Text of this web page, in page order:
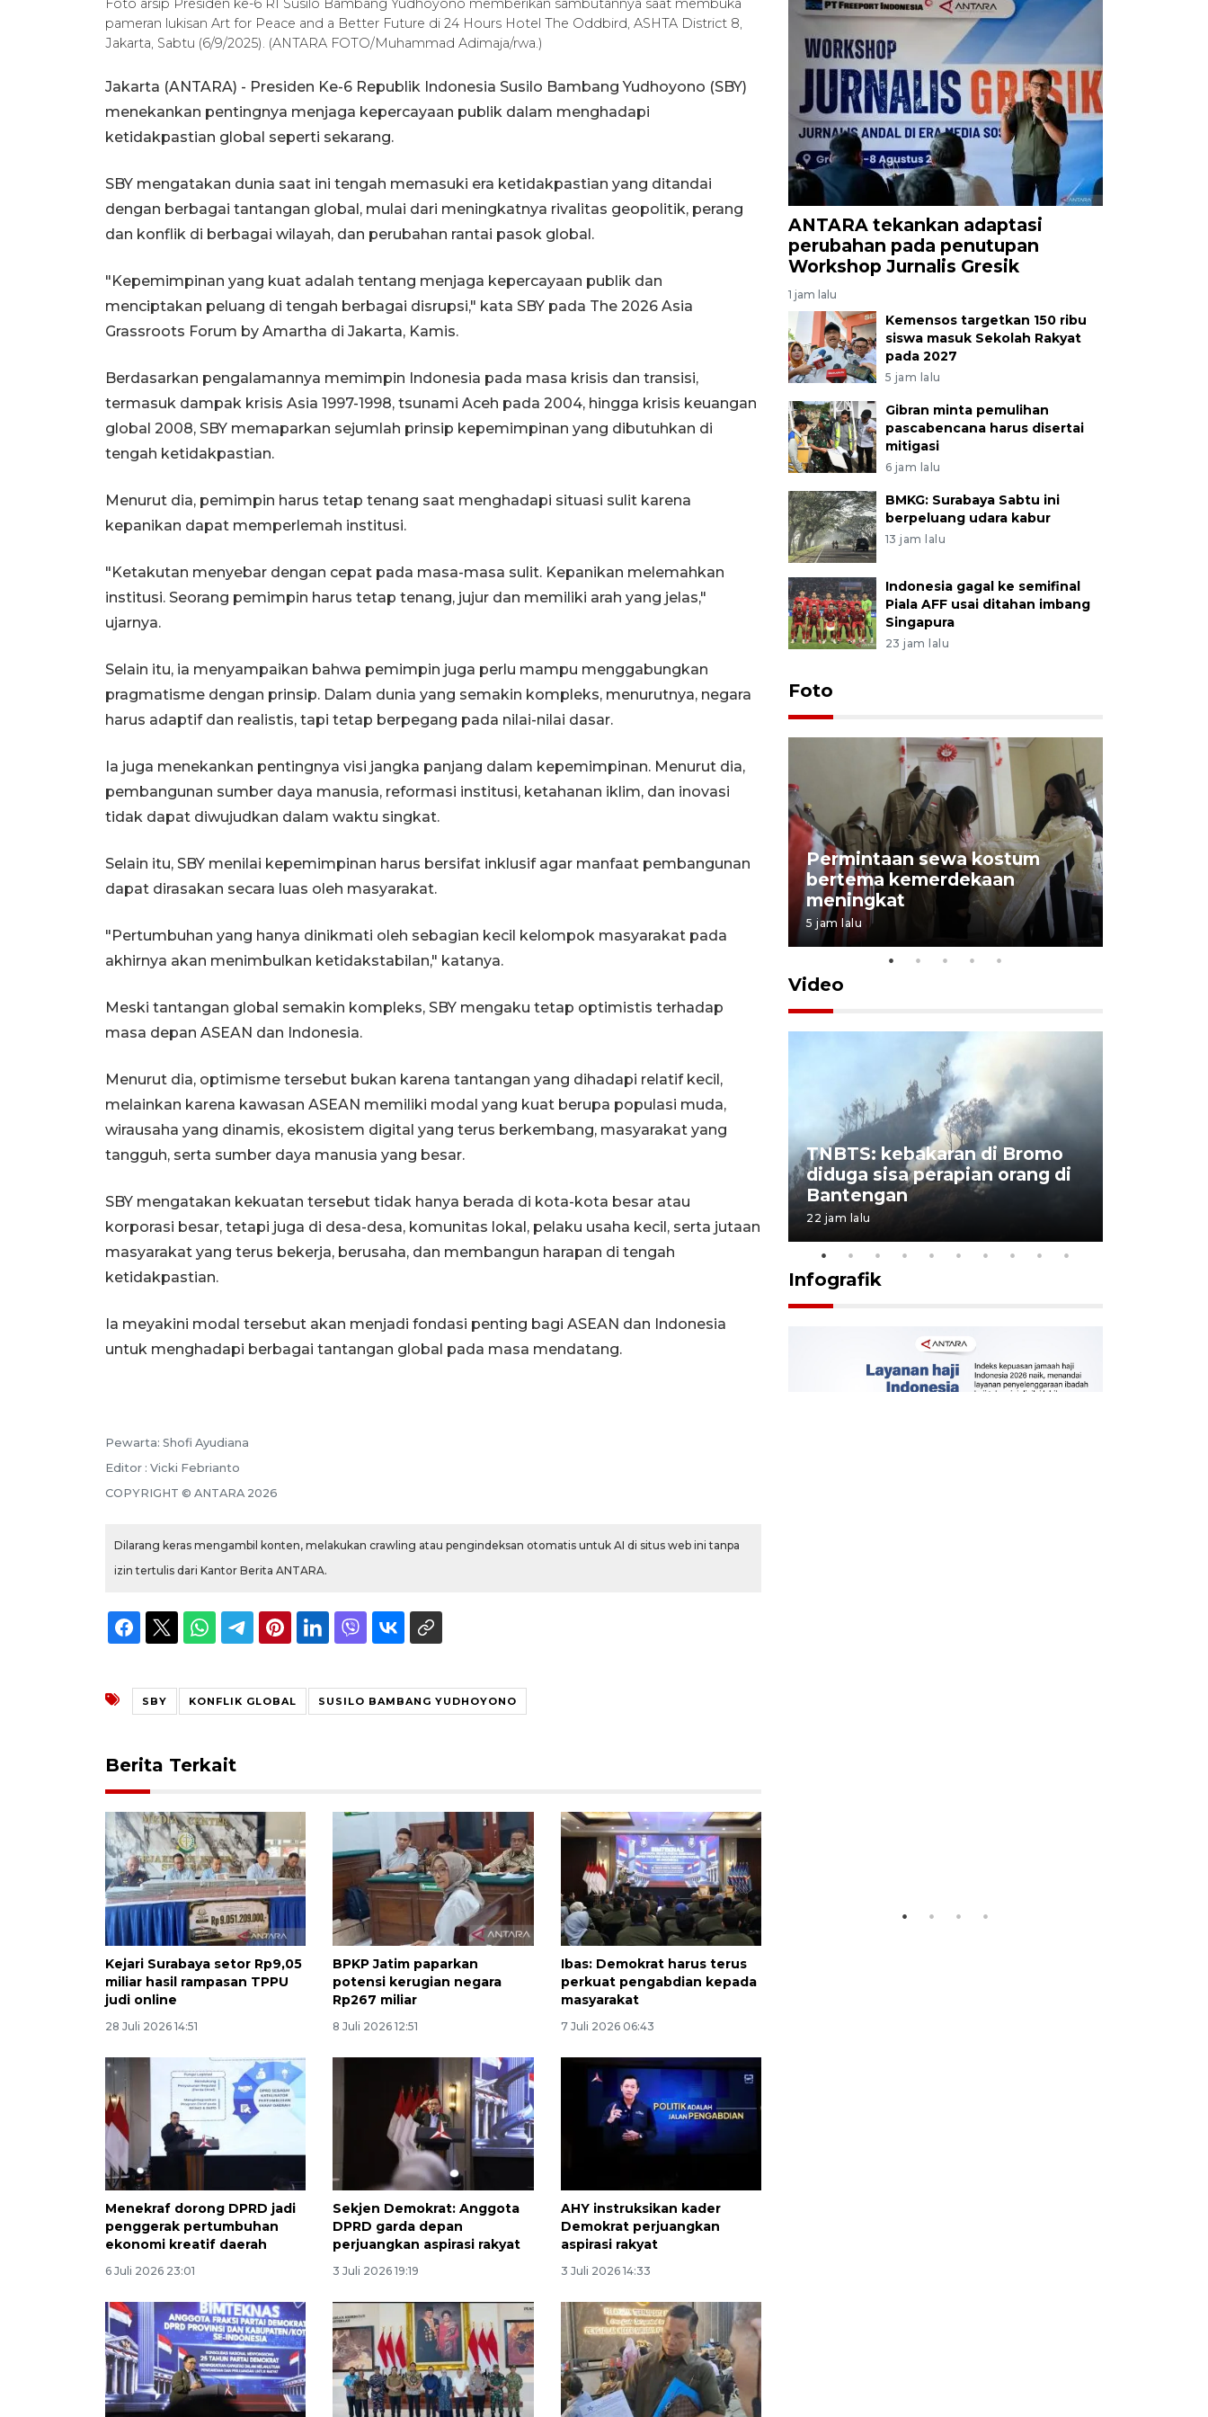
Foto arsip Presiden ke-6 RI Susilo Bambang Yudhoyono memberikan sambutannya saat membuka
pameran lukisan Art for Peace and a Better Future di 24 Hours Hotel The Oddbird, ASHTA District 8,
Jakarta, Sabtu (6/9/2025). (ANTARA FOTO/Muhammad Adimaja/rwa.)
Jakarta (ANTARA) - Presiden Ke-6 Republik Indonesia Susilo Bambang Yudhoyono (SBY)
menekankan pentingnya menjaga kepercayaan publik dalam menghadapi
ketidakpastian global seperti sekarang.
SBY mengatakan dunia saat ini tengah memasuki era ketidakpastian yang ditandai
dengan berbagai tantangan global, mulai dari meningkatnya rivalitas geopolitik, perang
dan konflik di berbagai wilayah, dan perubahan rantai pasok global.
"Kepemimpinan yang kuat adalah tentang menjaga kepercayaan publik dan
menciptakan peluang di tengah berbagai disrupsi," kata SBY pada The 2026 Asia
Grassroots Forum by Amartha di Jakarta, Kamis.
Berdasarkan pengalamannya memimpin Indonesia pada masa krisis dan transisi,
termasuk dampak krisis Asia 1997-1998, tsunami Aceh pada 2004, hingga krisis keuangan
global 2008, SBY memaparkan sejumlah prinsip kepemimpinan yang dibutuhkan di
tengah ketidakpastian.
Menurut dia, pemimpin harus tetap tenang saat menghadapi situasi sulit karena
kepanikan dapat memperlemah institusi.
"Ketakutan menyebar dengan cepat pada masa-masa sulit. Kepanikan melemahkan
institusi. Seorang pemimpin harus tetap tenang, jujur dan memiliki arah yang jelas,"
ujarnya.
Selain itu, ia menyampaikan bahwa pemimpin juga perlu mampu menggabungkan
pragmatisme dengan prinsip. Dalam dunia yang semakin kompleks, menurutnya, negara
harus adaptif dan realistis, tapi tetap berpegang pada nilai-nilai dasar.
Ia juga menekankan pentingnya visi jangka panjang dalam kepemimpinan. Menurut dia,
pembangunan sumber daya manusia, reformasi institusi, ketahanan iklim, dan inovasi
tidak dapat diwujudkan dalam waktu singkat.
Selain itu, SBY menilai kepemimpinan harus bersifat inklusif agar manfaat pembangunan
dapat dirasakan secara luas oleh masyarakat.
"Pertumbuhan yang hanya dinikmati oleh sebagian kecil kelompok masyarakat pada
akhirnya akan menimbulkan ketidakstabilan," katanya.
Meski tantangan global semakin kompleks, SBY mengaku tetap optimistis terhadap
masa depan ASEAN dan Indonesia.
Menurut dia, optimisme tersebut bukan karena tantangan yang dihadapi relatif kecil,
melainkan karena kawasan ASEAN memiliki modal yang kuat berupa populasi muda,
wirausaha yang dinamis, ekosistem digital yang terus berkembang, masyarakat yang
tangguh, serta sumber daya manusia yang besar.
SBY mengatakan kekuatan tersebut tidak hanya berada di kota-kota besar atau
korporasi besar, tetapi juga di desa-desa, komunitas lokal, pelaku usaha kecil, serta jutaan
masyarakat yang terus bekerja, berusaha, dan membangun harapan di tengah
ketidakpastian.
Ia meyakini modal tersebut akan menjadi fondasi penting bagi ASEAN dan Indonesia
untuk menghadapi berbagai tantangan global pada masa mendatang.
Pewarta: Shofi Ayudiana
Editor : Vicki Febrianto
COPYRIGHT © ANTARA 2026
Dilarang keras mengambil konten, melakukan crawling atau pengindeksan otomatis untuk AI di situs web ini tanpa
izin tertulis dari Kantor Berita ANTARA.
SBY KONFLIK GLOBAL SUSILO BAMBANG YUDHOYONO
Berita Terkait
Kejari Surabaya setor Rp9,05
miliar hasil rampasan TPPU
judi online
28 Juli 2026 14:51
BPKP Jatim paparkan
potensi kerugian negara
Rp267 miliar
8 Juli 2026 12:51
Ibas: Demokrat harus terus
perkuat pengabdian kepada
masyarakat
7 Juli 2026 06:43
Menekraf dorong DPRD jadi
penggerak pertumbuhan
ekonomi kreatif daerah
6 Juli 2026 23:01
Sekjen Demokrat: Anggota
DPRD garda depan
perjuangkan aspirasi rakyat
3 Juli 2026 19:19
AHY instruksikan kader
Demokrat perjuangkan
aspirasi rakyat
3 Juli 2026 14:33
ANTARA tekankan adaptasi
perubahan pada penutupan
Workshop Jurnalis Gresik
1 jam lalu
Kemensos targetkan 150 ribu
siswa masuk Sekolah Rakyat
pada 2027
5 jam lalu
Gibran minta pemulihan
pascabencana harus disertai
mitigasi
6 jam lalu
BMKG: Surabaya Sabtu ini
berpeluang udara kabur
13 jam lalu
Indonesia gagal ke semifinal
Piala AFF usai ditahan imbang
Singapura
23 jam lalu
Foto
Permintaan sewa kostum
bertema kemerdekaan
meningkat
5 jam lalu
Video
kebakaran Bromo
TNBTS: kebakaran di Bromo
diduga sisa perapian orang di
Bantengan
22 jam lalu
Infografik
160 ribu sambungan baru
jaringan gas 2026
2026-08-07 18:00:00